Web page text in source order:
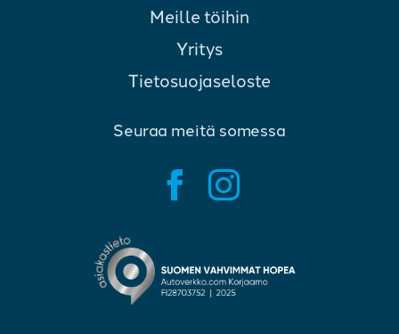
Meille töihin
Yritys
Tietosuojaseloste
Seuraa meitä somessa